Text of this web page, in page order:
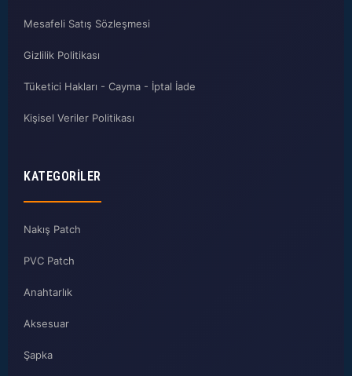
Mesafeli Satış Sözleşmesi
Gizlilik Politikası
Tüketici Hakları - Cayma - İptal İade
Kişisel Veriler Politikası
KATEGORILER
Nakış Patch
PVC Patch
Anahtarlık
Aksesuar
Şapka